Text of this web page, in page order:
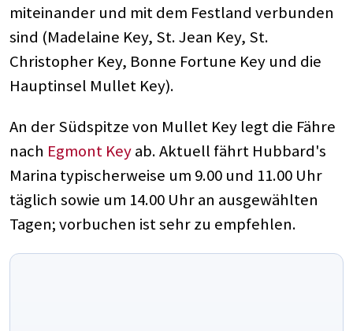
miteinander und mit dem Festland verbunden
sind (Madelaine Key, St. Jean Key, St.
Christopher Key, Bonne Fortune Key und die
Hauptinsel Mullet Key).
An der Südspitze von Mullet Key legt die Fähre
nach Egmont Keyab. Aktuell fährt Hubbard's
Marina typischerweise um 9.00 und 11.00 Uhr
täglich sowie um 14.00 Uhr an ausgewählten
Tagen; vorbuchen ist sehr zu empfehlen.